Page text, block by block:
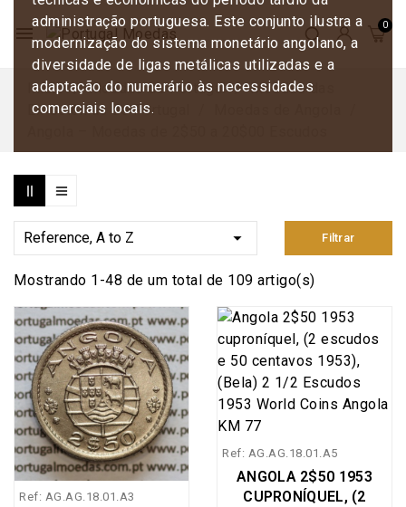
menu
Início Moedas de Portugal
Moedas das
Ex‑Colónias de Portugal
administração portuguesa. Este conjunto ilustra a
modernização do sistema monetário angolano, a
diversidade de ligas metálicas utilizadas e a
adaptação do numerário às necessidades
comerciais locais.
Reference, A to Z  Filtrar
Mostrando 1-48 de um total de 109 artigo(s)
Ref: AG.AG.18.01.A3
Ref: AG.AG.18.01.A5
ANGOLA 2$50 1953
CUPRONÍQUEL, (2